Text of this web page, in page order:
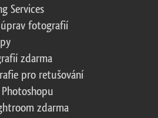
Services
fotografií
zdarma
pro retušování
zdarma